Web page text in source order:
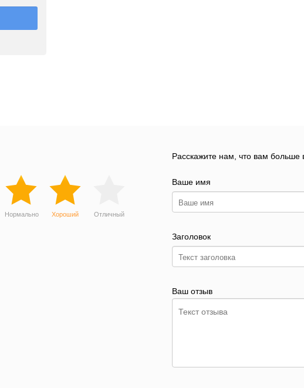
Нормально Хороший Отличный
Расскажите нам, что вам больше
Ваше имя
Заголовок
Ваш отзыв